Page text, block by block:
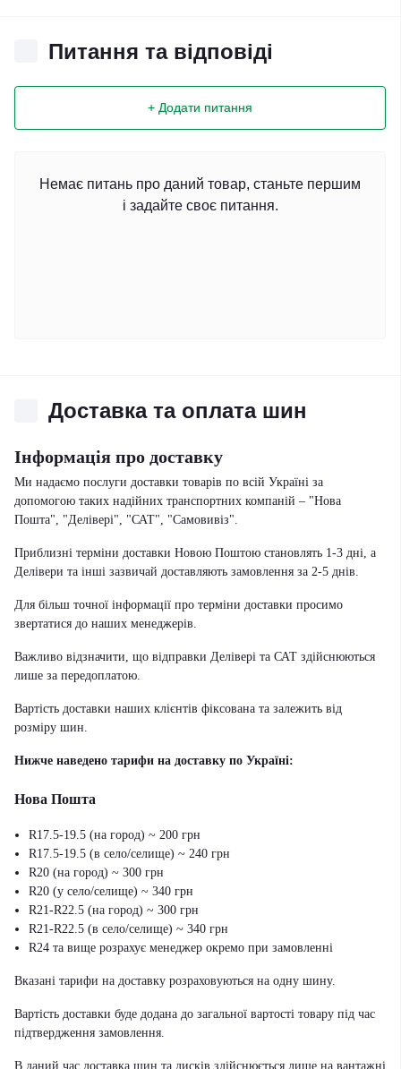
Питання та відповіді
+ Додати питання
Немає питань про даний товар, станьте першим
і задайте своє питання.
Доставка та оплата шин
Інформація про доставку
Ми надаємо послуги доставки товарів по всій Україні за
допомогою таких надійних транспортних компаній – "Нова
Пошта", "Делівері", "САТ", "Самовивіз".
Приблизні терміни доставки Новою Поштою становлять 1-3 дні, а
Делівери та інші зазвичай доставляють замовлення за 2-5 днів.
Для більш точної інформації про терміни доставки просимо
звертатися до наших менеджерів.
Важливо відзначити, що відправки Делівері та САТ здійснюються
лише за передоплатою.
Вартість доставки наших клієнтів фіксована та залежить від
розміру шин.
Нижче наведено тарифи на доставку по Україні:
Нова Пошта
R17.5-19.5 (на город) ~ 200 грн
R17.5-19.5 (в село/селище) ~ 240 грн
R20 (на город) ~ 300 грн
R20 (у село/селище) ~ 340 грн
R21-R22.5 (на город) ~ 300 грн
R21-R22.5 (в село/селище) ~ 340 грн
R24 та вище розрахує менеджер окремо при замовленні
Вказані тарифи на доставку розраховуються на одну шину.
Вартість доставки буде додана до загальної вартості товару під час
підтвердження замовлення.
В даний час доставка шин та дисків здійснюється лише на вантажні